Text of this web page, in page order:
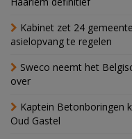
Kabinet zet 24
asielopvang te regelen
Sweco neemt het
over
Kaptein Betonboringen
Oud Gastel